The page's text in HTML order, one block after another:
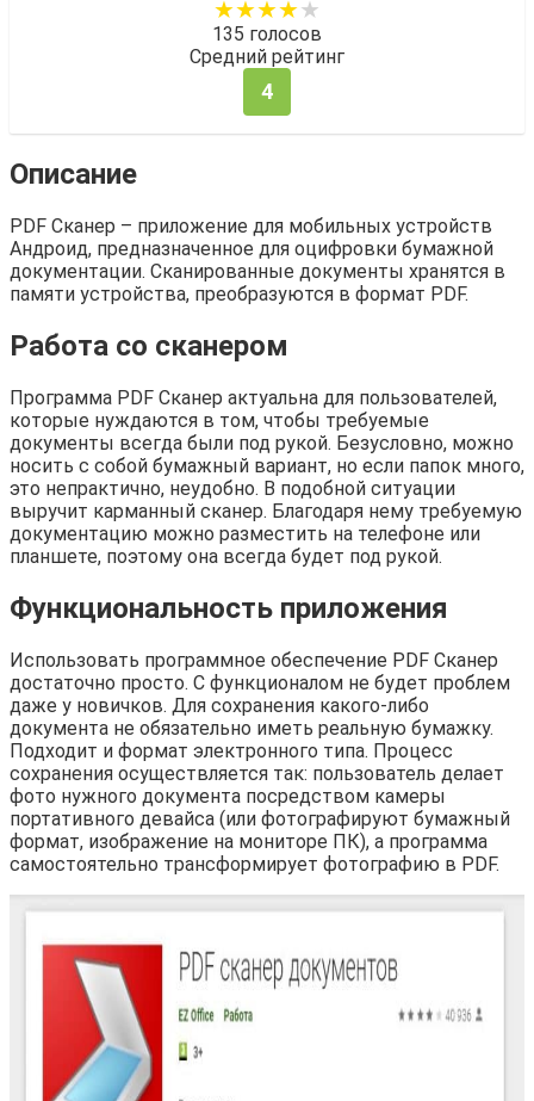
135 голосов
Средний рейтинг
4
Описание
PDF Сканер – приложение для мобильных устройств
Андроид, предназначенное для оцифровки бумажной
документации. Сканированные документы хранятся в
памяти устройства, преобразуются в формат PDF.
Работа со сканером
Программа PDF Сканер актуальна для пользователей,
которые нуждаются в том, чтобы требуемые
документы всегда были под рукой. Безусловно, можно
носить с собой бумажный вариант, но если папок много,
это непрактично, неудобно. В подобной ситуации
выручит карманный сканер. Благодаря нему требуемую
документацию можно разместить на телефоне или
планшете, поэтому она всегда будет под рукой.
Функциональность приложения
Использовать программное обеспечение PDF Сканер
достаточно просто. С функционалом не будет проблем
даже у новичков. Для сохранения какого-либо
документа не обязательно иметь реальную бумажку.
Подходит и формат электронного типа. Процесс
сохранения осуществляется так: пользователь делает
фото нужного документа посредством камеры
портативного девайса (или фотографируют бумажный
формат, изображение на мониторе ПК), а программа
самостоятельно трансформирует фотографию в PDF.